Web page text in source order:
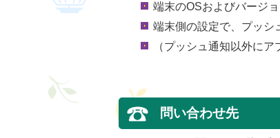
端末のOSおよびバージ
端末側の設定で、プッシ
（プッシュ通知以外に
問い合わせ先